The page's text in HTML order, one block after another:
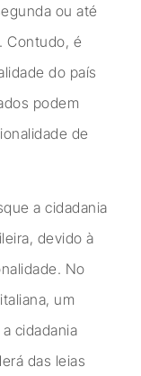
ou até
Contudo, é
do país
podem
de
a cidadania
devido à
No
um
cidadania
das leias